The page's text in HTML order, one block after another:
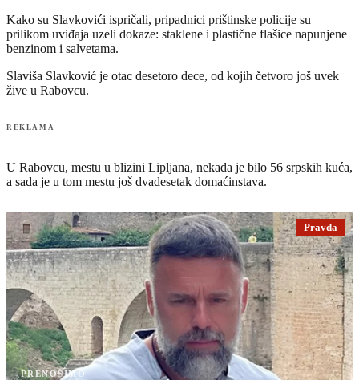
Kako su Slavkovići ispričali, pripadnici prištinske policije su
prilikom uviđaja uzeli dokaze: staklene i plastične flašice napunjene
benzinom i salvetama.
Slaviša Slavković je otac desetoro dece, od kojih četvoro još uvek
žive u Rabovcu.
REKLAMA
U Rabovcu, mestu u blizini Lipljana, nekada je bilo 56 srpskih kuća,
a sada je u tom mestu još dvadesetak domaćinstava.
Pravda
PRENOSIMO